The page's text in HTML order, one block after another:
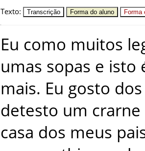
Texto: Transcrição Forma do aluno Forma
Eu como muitos
umas sopas e isto
mais. Eu gosto dos
detesto um crarne
casa dos meus